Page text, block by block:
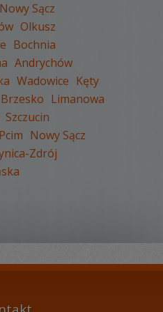
1404
0
Nowy Sącz
Olkusz
Bochnia
Andrychów
Wadowice Kęty
Brzesko Limanowa
Szczucin
Pcim Nowy Sącz
Zdrój